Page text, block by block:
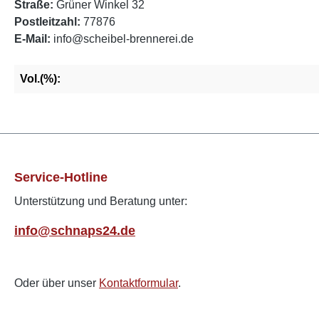
Straße: Grüner Winkel 32
Postleitzahl: 77876
E-Mail: info@scheibel-brennerei.de
Vol.(%):
Service-Hotline
Unterstützung und Beratung unter:
info@schnaps24.de
Oder über unser Kontaktformular.